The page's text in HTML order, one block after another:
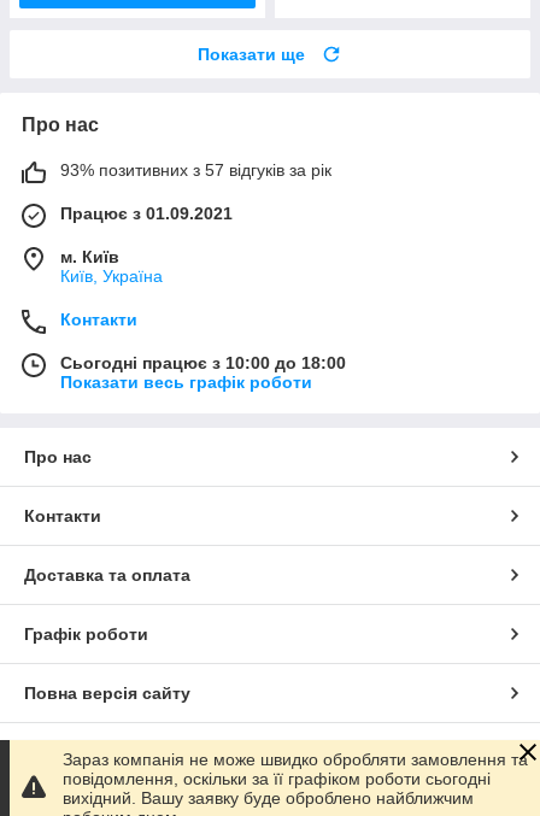
Показати ще
Про нас
93% позитивних з 57 відгуків за рік
Працює з 01.09.2021
м. Київ
Київ, Україна
Контакти
Сьогодні працює з 10:00 до 18:00
Показати весь графік роботи
Про нас
Контакти
Доставка та оплата
Графік роботи
Повна версія сайту
Сайт створено на маркетплейсі Prom.ua
Політика конфіденційності
Зараз компанія не може швидко обробляти замовлення та
повідомлення, оскільки за її графіком роботи сьогодні
вихідний. Вашу заявку буде оброблено найближчим